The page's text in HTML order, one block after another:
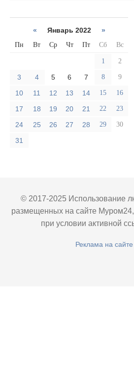
« Январь 2022 »
Пн Вт Ср Чт Пт Сб Вс
1 2
3 4 5 6 7 8 9
10 11 12 13 14 15 16
17 18 19 20 21 22 23
24 25 26 27 28 29 30
31
© 2017-2025 Использование
размещенных на сайте Муром24,
при условии активной
Реклама на сайте